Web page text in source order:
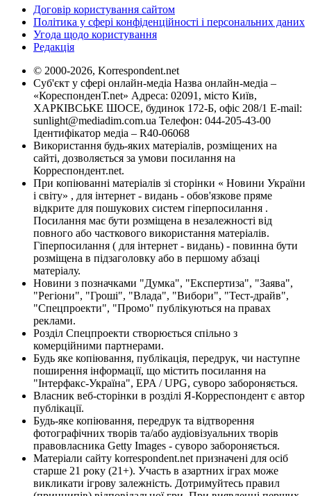
Договір користування сайтом
Політика у сфері конфіденційності і персональних даних
Угода щодо користування
Редакція
© 2000-2026, Korrespondent.net
Суб'єкт у сфері онлайн-медіа Назва онлайн-медіа –
«КореспонденТ.net» Адреса: 02091, місто Київ,
ХАРКІВСЬКЕ ШОСЕ, будинок 172-Б, офіс 208/1 E-mail:
sunlight@mediadim.com.ua Телефон: 044-205-43-00
Ідентифікатор медіа – R40-06068
Використання будь-яких матеріалів, розміщених на
сайті, дозволяється за умови посилання на
Корреспондент.net.
При копіюванні матеріалів зі сторінки « Новини України
і світу» , для інтернет - видань - обов'язкове пряме
відкрите для пошукових систем гіперпосилання .
Посилання має бути розміщена в незалежності від
повного або часткового використання матеріалів.
Гіперпосилання ( для інтернет - видань) - повинна бути
розміщена в підзаголовку або в першому абзаці
матеріалу.
Новини з позначками "Думка", "Експертиза", "Заява",
"Регіони", "Гроші", "Влада", "Вибори", "Тест-драйв",
"Спецпроекти", "Промо" публікуються на правах
реклами.
Розділ Спецпроекти створюється спільно з
комерційними партнерами.
Будь яке копіювання, публікація, передрук, чи наступне
поширення інформації, що містить посилання на
"Інтерфакс-Україна", EPA / UPG, суворо забороняється.
Власник веб-сторінки в розділі Я-Корреспондент є автор
публікації.
Будь-яке копіювання, передрук та відтворення
фотографічних творів та/або аудіовізуальних творів
правовласника Getty Images - суворо забороняється.
Матеріали сайту korrespondent.net призначені для осіб
старше 21 року (21+). Участь в азартних іграх може
викликати ігрову залежність. Дотримуйтесь правил